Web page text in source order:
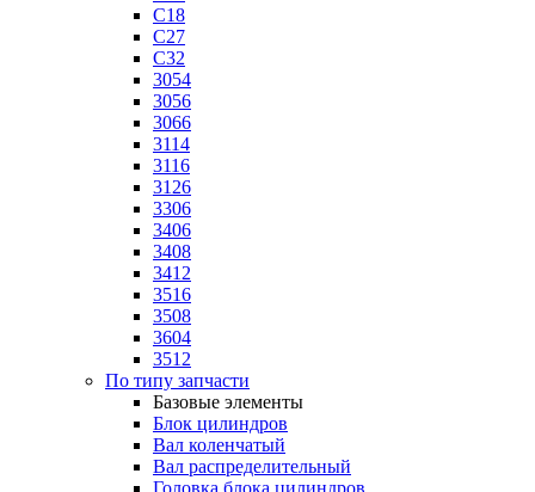
C18
C27
C32
3054
3056
3066
3114
3116
3126
3306
3406
3408
3412
3516
3508
3604
3512
По типу запчасти
Базовые элементы
Блок цилиндров
Вал коленчатый
Вал распределительный
Головка блока цилиндров